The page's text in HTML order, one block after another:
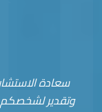
سعادة
وتقدير لشخصكم